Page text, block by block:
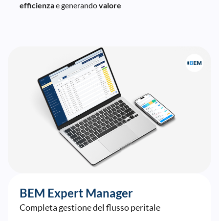
efficienzae generandovalore
BEM Expert Manager
Completa gestione del flusso peritale